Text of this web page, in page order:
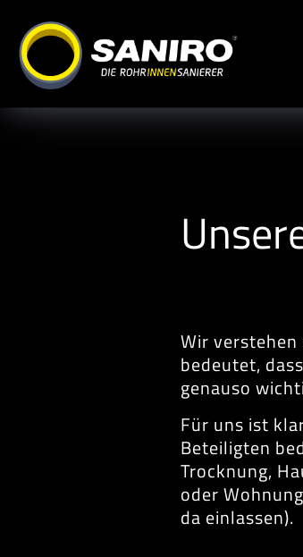
Wir verstehen
bedeutet,
genauso
Für uns ist
Beteiligten
Trocknung,
oder
da einlassen).